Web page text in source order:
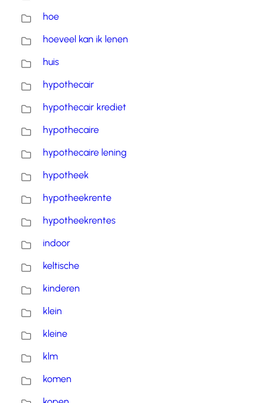
hoe
hoeveel kan ik lenen
huis
hypothecair
hypothecair krediet
hypothecaire
hypothecaire lening
hypotheek
hypotheekrente
hypotheekrentes
indoor
keltische
kinderen
klein
kleine
klm
komen